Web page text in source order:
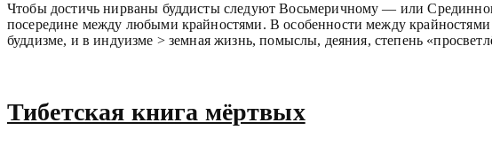
Чтобы достичь нирваны буддисты следуют Восьмеричному — или
посередине между любыми крайностями. В особенности между
буддизме, и в индуизме > земная жизнь, помыслы, деяния, степень
Тибетская книга мёртвых